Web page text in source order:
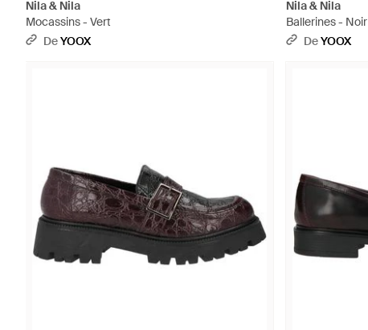
Nila & Nila
Mocassins - Vert
DeYOOX
Nila & Nila
Ballerines - Noir
DeYOOX